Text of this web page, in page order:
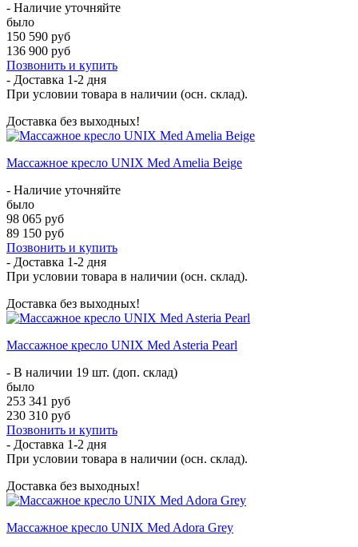
- Наличие уточняйте
было
150 590 руб
136 900 руб
Позвонить и купить
- Доставка 1-2 дня
При условии товара в наличии (осн. склад).
Доставка без выходных!
Массажное кресло UNIX Med Amelia Beige
- Наличие уточняйте
было
98 065 руб
89 150 руб
Позвонить и купить
- Доставка 1-2 дня
При условии товара в наличии (осн. склад).
Доставка без выходных!
Массажное кресло UNIX Med Asteria Pearl
- В наличии 19 шт. (доп. склад)
было
253 341 руб
230 310 руб
Позвонить и купить
- Доставка 1-2 дня
При условии товара в наличии (осн. склад).
Доставка без выходных!
Массажное кресло UNIX Med Adora Grey